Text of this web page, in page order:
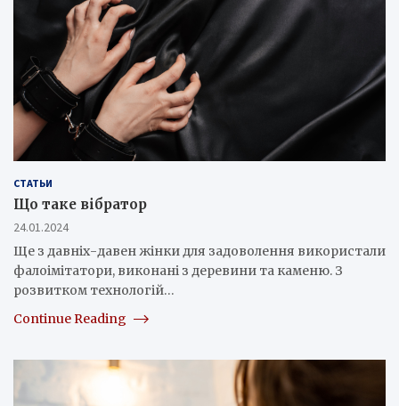
СТАТЬИ
Що таке вібратор
24.01.2024
Ще з давніх-давен жінки для задоволення використали
фалоімітатори, виконані з деревини та каменю. З
розвитком технологій…
Continue Reading